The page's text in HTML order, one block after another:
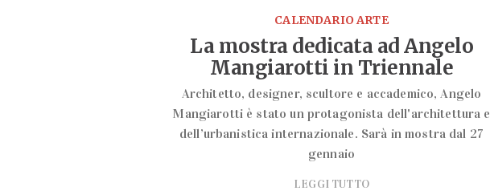
CALENDARIO ARTE
La mostra dedicata ad Angelo
Mangiarotti in Triennale
Architetto, designer, scultore e accademico, Angelo
Mangiarotti è stato un protagonista dell'architettura e
dell’urbanistica internazionale. Sarà in mostra dal 27
gennaio
LEGGI TUTTO